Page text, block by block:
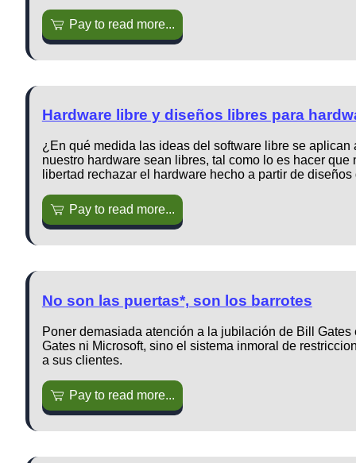
Pay to read more...
Hardware libre y diseños libres para
¿En qué medida las ideas del software libre se
nuestro hardware sean libres, tal como lo es hacer
libertad rechazar el hardware hecho a partir de
Pay to read more...
No son las puertas*, son los barrotes
Poner demasiada atención a la jubilación de Bill
Gates ni Microsoft, sino el sistema inmoral de
a sus clientes.
Pay to read more...